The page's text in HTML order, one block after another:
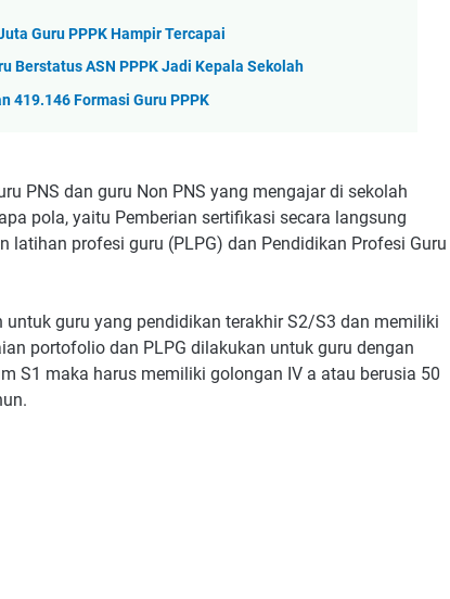
Guru PPPK Hampir Tercapai
Berstatus ASN PPPK Jadi Kepala Sekolah
419.146 Formasi Guru PPPK
PNS dan guru Non PNS yang mengajar di sekolah
pola, yaitu Pemberian sertifikasi secara langsung
latihan profesi guru (PLPG) dan Pendidikan Profesi Guru
guru yang pendidikan terakhir S2/S3 dan memiliki
portofolio dan PLPG dilakukan untuk guru dengan
S1 maka harus memiliki golongan IV a atau berusia 50